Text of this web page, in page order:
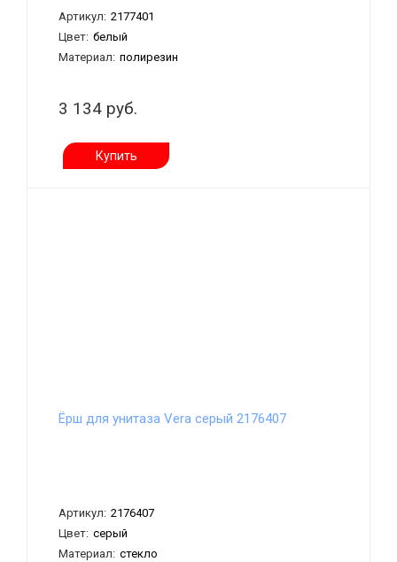
Артикул: 2177401
Цвет: белый
Материал: полирезин
3 134 руб.
Купить
Ёрш для унитаза Vera серый 2176407
Артикул: 2176407
Цвет: серый
Материал: стекло